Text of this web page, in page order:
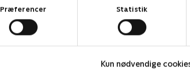
Præferencer Statistik
Kun nødvendige